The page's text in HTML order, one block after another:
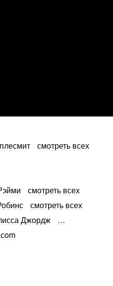
смотреть всех
смотреть всех
смотреть всех
Джордж
…